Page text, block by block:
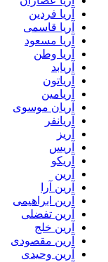
آریا فردین
آریا قاسمی
آریا مسعود
آریا وطن
آریابد
آریاتون
آریامین
آریان موسوی
آریانفر
آریز
آریس
آریکو
آرین
آرین آرا
آرین ابراهیمی
آرین تفضلی
آرین خلج
آرین مقصودی
آرین وحیدی